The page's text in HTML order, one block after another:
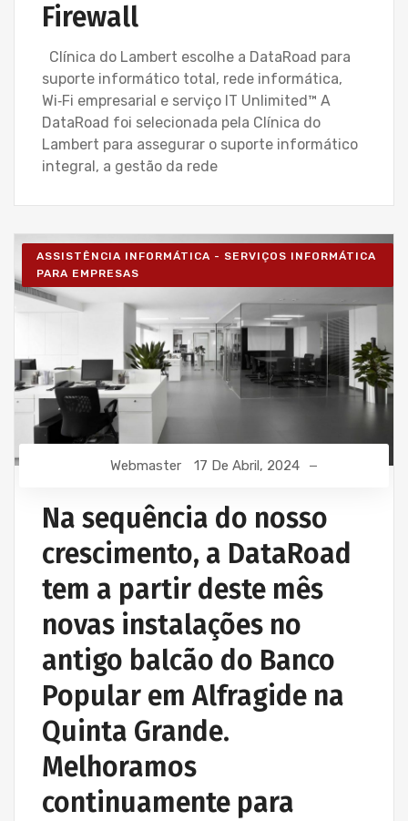
Firewall
Clínica do Lambert escolhe a DataRoad para
suporte informático total, rede informática,
Wi‑Fi empresarial e serviço IT Unlimited™ A
DataRoad foi selecionada pela Clínica do
Lambert para assegurar o suporte informático
integral, a gestão da rede
ASSISTÊNCIA INFORMÁTICA - SERVIÇOS INFORMÁTICA
PARA EMPRESAS
Webmaster 17 De Abril, 2024
Na sequência do nosso
crescimento, a DataRoad
tem a partir deste mês
novas instalações no
antigo balcão do Banco
Popular em Alfragide na
Quinta Grande.
Melhoramos
continuamente para